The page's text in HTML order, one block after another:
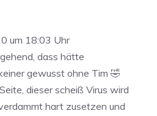
um 18:03 Uhr
dass hätte
gewusst ohne Tim 🤣
dieser scheiß Virus wird
hart zusetzen und